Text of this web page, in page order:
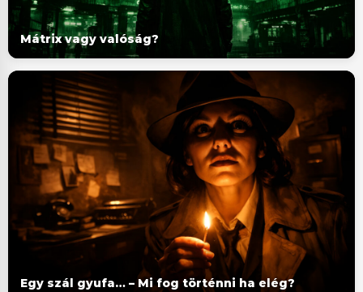
Mátrix vagy valóság?
Egy szál gyufa… – Mi fog történni ha elég?